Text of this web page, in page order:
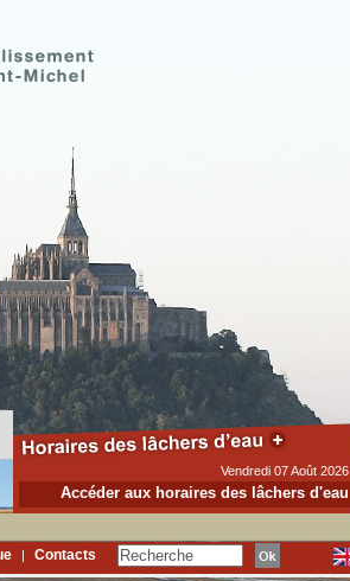
Vendredi 07 Août 2026
Accéder aux horaires des lâchers d'eau
| Contacts